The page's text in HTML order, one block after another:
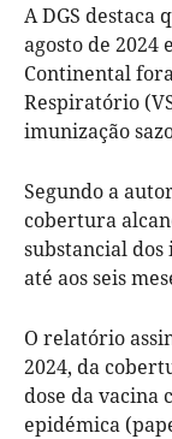
A DGS destaca
agosto de 2024
Continental
Respiratório
imunização
Segundo a
cobertura
substancial
até aos seis
O relatório
2024, da
dose da vacina
epidémica